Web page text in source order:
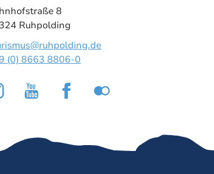
8
Ruhpolding
(0) 8663 8806-0